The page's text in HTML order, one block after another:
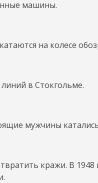
машины.
на колесе
в Стокгольме.
мужчины
кражи. В 1948